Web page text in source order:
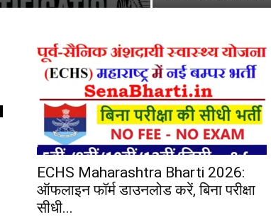
ECHS Maharashtra Bharti 2026:
ऑफलाइन फॉर्म डाउनलोड करें, बिना परीक्षा
सीधी...